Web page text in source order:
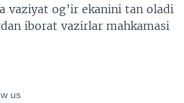
vaziyat og’ir ekanini tan oladi
iborat vazirlar mahkamasi
us